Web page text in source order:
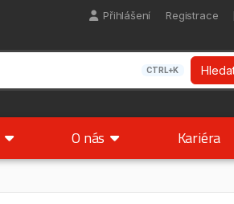
Přihlášení Registrace
CTRL+K
O nás Kariéra